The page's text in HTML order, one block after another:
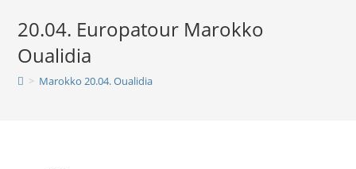
20.04. Europatour Marokko
Oualidia
> Marokko 20.04. Oualidia